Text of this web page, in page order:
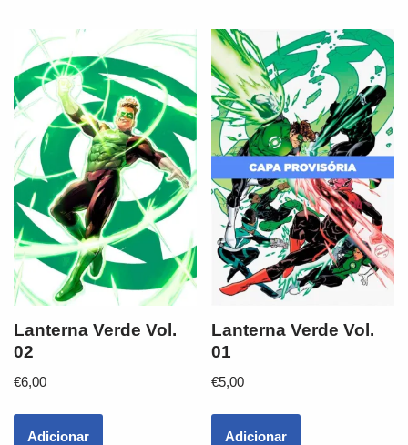
Lanterna Verde Vol.
02
€6,00
Adicionar
Lanterna Verde Vol.
01
€5,00
Adicionar